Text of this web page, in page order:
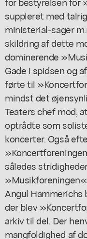
suppleret med
ministerial-sager
skildring af dette
dominerende
Gade i spidsen og
førte til
mindst det
Teaters chef mod,
optrådte som
koncerter. Også
således
Angul Hammerichs
der blev
arkiv til del. Der
mangfoldighed af